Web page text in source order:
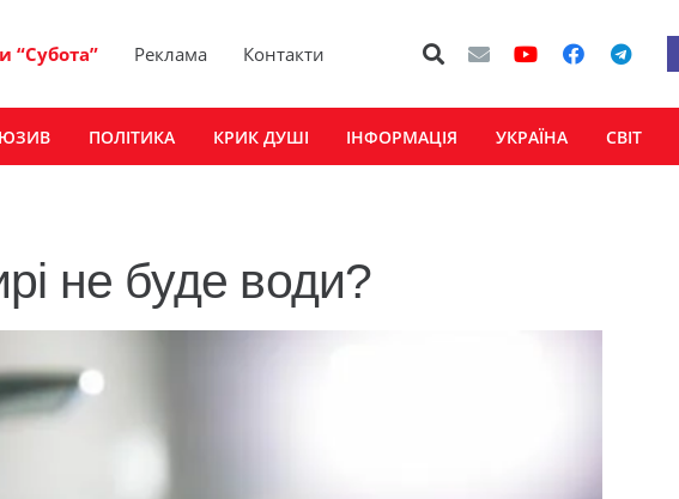
“Субота” Реклама Контакти
ПОЛІТИКА КРИК ДУШІ ІНФОРМАЦІЯ УКРАЇНА СВІТ
не буде води?